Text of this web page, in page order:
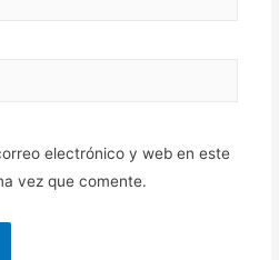
electrónico y web en este
vez que comente.